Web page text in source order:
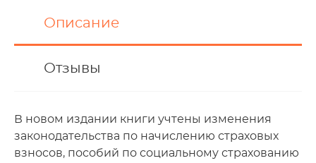
Описание
Отзывы
В новом издании книги учтены изменения
законодательства по начислению страховых
взносов, пособий по социальному страхованию